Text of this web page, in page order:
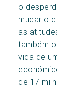
o
mudar o
as
também
vida de
de 17